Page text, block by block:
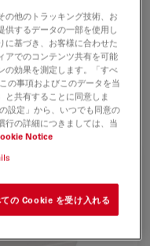
、クリアな映像をリ
ジタル化。転送に伴
忠実に画像情報を再
の他のトラッキング技術、お
供するデータの一部を使用し
に基づき、お客様に合わせた
アでのコンテンツ共有を可能
の効果を測定します。「すべ
の事項およびこのデータを当
共有することに同意しま
設定」から、いつでも同意の
行の詳細につきましては、当
Notice
の Cookie を受け入れる